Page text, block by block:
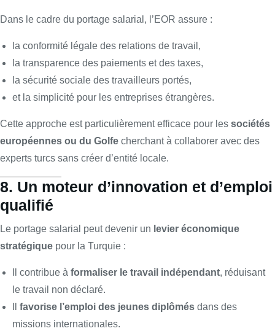
Dans le cadre du portage salarial, l’EOR assure :
la conformité légale des relations de travail,
la transparence des paiements et des taxes,
la sécurité sociale des travailleurs portés,
et la simplicité pour les entreprises étrangères.
Cette approche est particulièrement efficace pour les sociétés
européennes ou du Golfe cherchant à collaborer avec des
experts turcs sans créer d’entité locale.
8. Un moteur d’innovation et d’emploi
qualifié
Le portage salarial peut devenir un levier économique
stratégique pour la Turquie :
Il contribue à formaliser le travail indépendant, réduisant
le travail non déclaré.
favorise l’emploi des jeunes diplômés dans des
missions internationales.